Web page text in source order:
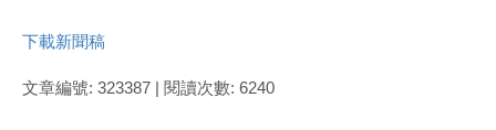
下載新聞稿
文章編號: 323387 | 閱讀次數: 6240